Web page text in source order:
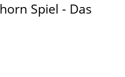
Spiel - Das